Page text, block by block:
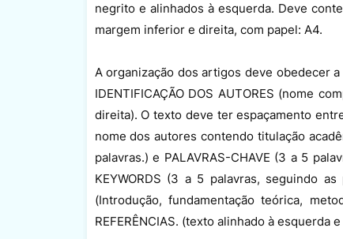
negrito e alinhados à esquerda. Deve
margem inferior e direita, com papel: A4.
A organização dos artigos deve obedecer
IDENTIFICAÇÃO DOS AUTORES (nome
direita). O texto deve ter espaçamento
nome dos autores contendo titulação
palavras.) e PALAVRAS-CHAVE (3 a 5
KEYWORDS (3 a 5 palavras, seguindo
(Introdução, fundamentação teórica,
REFERÊNCIAS. (texto alinhado à esquerda